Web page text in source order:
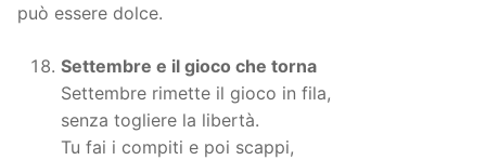
può essere dolce.
Settembre e il gioco che torna
Settembre rimette il gioco in fila,
senza togliere la libertà.
Tu fai i compiti e poi scappi,